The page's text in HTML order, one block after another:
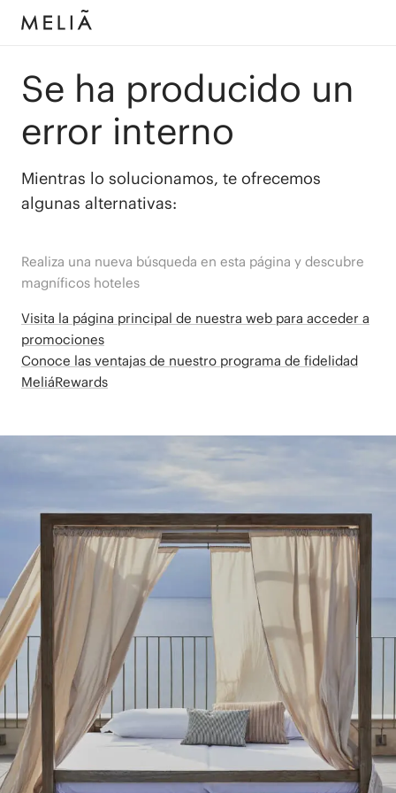
Se ha producido un
error interno
Mientras lo solucionamos, te ofrecemos
algunas alternativas:
Realiza una nueva búsqueda en esta página y descubre
magníficos hoteles
Visita la página principal de nuestra web para acceder a
promociones
Conoce las ventajas de nuestro programa de fidelidad
MeliáRewards